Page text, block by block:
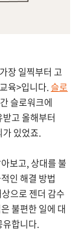
장 일찍부터 고
육>입니다. 슬로
슬로워크에
고 올해부터
있었죠.
보고, 상대를 불
인 해결 방법
으로 젠더 감수
불편한 일에 대
유합니다.